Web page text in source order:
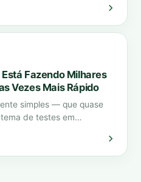
Fazendo Milhares
Vezes Mais Rápido
simples — que quase
de testes em